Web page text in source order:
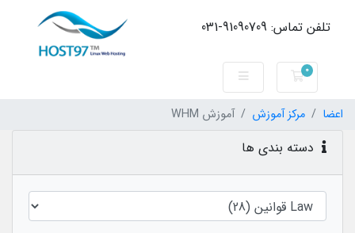
تلفن تماس: 91090709-031
0 کارت خرید
اعضا مرکز آموزش آموزش WHM
دسته بندی ها